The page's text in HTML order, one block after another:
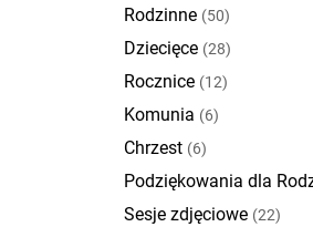
Rodzinne (50)
Dziecięce (28)
Rocznice (12)
Komunia (6)
Chrzest (6)
Podziękowania dla
Sesje zdjęciowe (22)